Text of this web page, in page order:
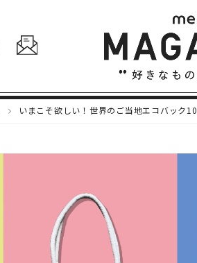
いまこそ欲しい！世界のご当地エコバック10